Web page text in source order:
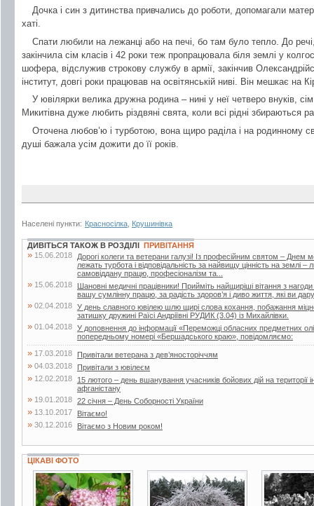
Дочка і син з дитинства привчались до роботи, допомагали
хаті.
Спати любили на лежанці або на печі, бо там було тепло. До
закінчила сім класів і 42 роки теж пропрацювала біля землі у
шофера, відслужив строкову службу в армії, закінчив
інститут, довгі роки працював на освітянській ниві. Він мешкає на
У ювілярки велика дружна родина – нині у неї четверо внуків,
Микитівна дуже любить різдвяні свята, коли всі рідні збираються
Оточена любов’ю і турботою, вона щиро раділа і на родинному
душі бажала усім дожити до її років.
Населені пункти: Красносілка Крушинівка
ДИВІТЬСЯ ТАКОЖ В РОЗДІЛІ ПРИВІТАННЯ
» 15.06.2018
Дорогі колеги та ветерани галузі! Із професійним святом –
лежать турбота і відповідальність за найвищу цінність на землі
самовіддану працю, професіоналізм та...
» 15.06.2018
Шановні медичні працівники! Прийміть найщиріші вітання з
вашу сумлінну працю, за радість здоров’я і диво життя, які ви
» 02.04.2018 У день славного ювілею шлю щирі слова кохання, побажання
затишку дружині Раїсі Андріївні РУДИК (3.04) із Михайлівки.
» 01.04.2018 У доповнення до інформації «Переможці обласних предметних
попередньому номері «Бершадського краю», повідомляємо:
» 17.03.2018 Привітали ветерана з дев’яносторіччям
» 04.03.2018 Привітали з ювілеєм
» 12.02.2018
15 лютого – день вшанування учасників бойових дій на території
афганістану
» 19.01.2018 22 січня – День Соборності України
» 13.10.2017 Вітаємо!
» 30.12.2016 Вітаємо з Новим роком!
ЦІКАВІ ФОТО
48 фото 21 фото 2 фото